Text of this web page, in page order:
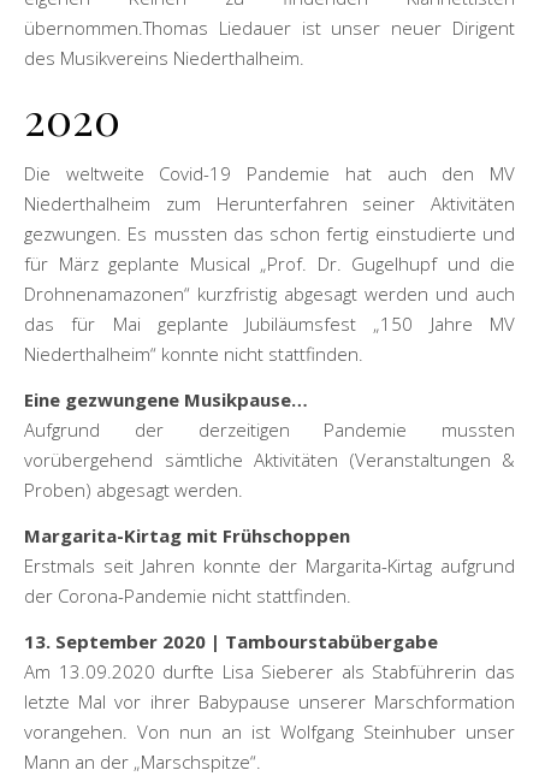
übernommen.Thomas Liedauer ist unser neuer Dirigent
des Musikvereins Niederthalheim.
2020
Die weltweite Covid-19 Pandemie hat auch den MV
Niederthalheim zum Herunterfahren seiner Aktivitäten
gezwungen. Es mussten das schon fertig einstudierte und
für März geplante Musical „Prof. Dr. Gugelhupf und die
Drohnenamazonen“ kurzfristig abgesagt werden und auch
das für Mai geplante Jubiläumsfest „150 Jahre MV
Niederthalheim“ konnte nicht stattfinden.
Eine gezwungene Musikpause…
Aufgrund der derzeitigen Pandemie mussten
vorübergehend sämtliche Aktivitäten (Veranstaltungen &
Proben) abgesagt werden.
Margarita-Kirtag mit Frühschoppen
Erstmals seit Jahren konnte der Margarita-Kirtag aufgrund
der Corona-Pandemie nicht stattfinden.
13. September 2020 | Tambourstabübergabe
Am 13.09.2020 durfte Lisa Sieberer als Stabführerin das
letzte Mal vor ihrer Babypause unserer Marschformation
vorangehen. Von nun an ist Wolfgang Steinhuber unser
Mann an der „Marschspitze“.